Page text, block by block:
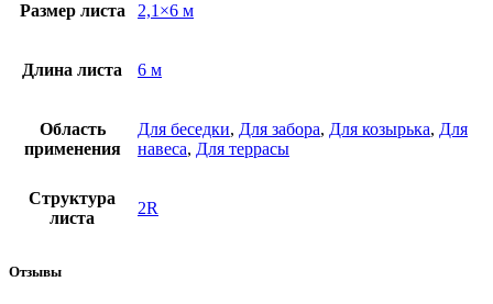
Размер листа 2,1×6 м
Длина листа 6 м
Область
применения
Для беседки, Для забора, Для козырька, Для
навеса, Для террасы
Структура
листа
2R
Отзывы